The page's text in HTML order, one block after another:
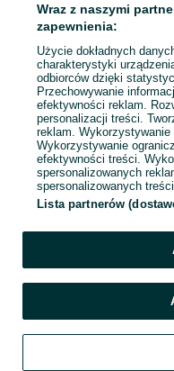
Zadzwoń / SMS
Wraz z naszymi
zapewnienia:
Użycie dokładnych
charakterystyki
odbiorców dzięki
Przechowywanie
efektywności reklam.
personalizacji treści.
reklam.
Wykorzystywanie
efektywności treści.
spersonalizowanych
spersonalizowanych
Lista partnerów